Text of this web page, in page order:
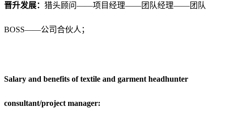
晋升发展： 猎头顾问——项目经理——团队经理——团队
BOSS——公司合伙人；
Salary and benefits of textile and garment headhunter
consultant/project manager: